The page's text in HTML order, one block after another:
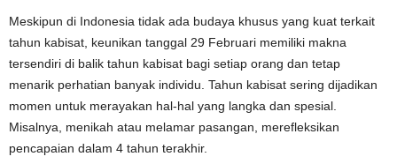
Meskipun di Indonesia tidak ada budaya khusus yang kuat terkait
tahun kabisat, keunikan tanggal 29 Februari memiliki makna
tersendiri di balik tahun kabisat bagi setiap orang dan tetap
menarik perhatian banyak individu. Tahun kabisat sering dijadikan
momen untuk merayakan hal-hal yang langka dan spesial.
Misalnya, menikah atau melamar pasangan, merefleksikan
pencapaian dalam 4 tahun terakhir.